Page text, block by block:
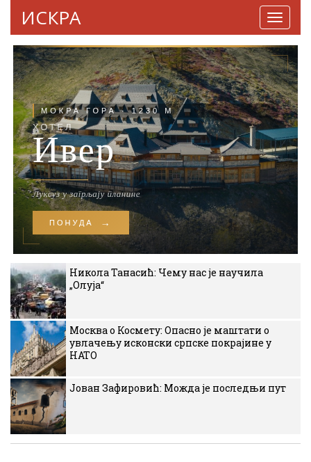
ИСКРА
Никола Танасић: Чему нас је научила
„Олуја“
Москва о Космету: Опасно је маштати о
увлачењу исконски српске покрајине у
НАТО
Јован Зафировић: Можда је последњи пут